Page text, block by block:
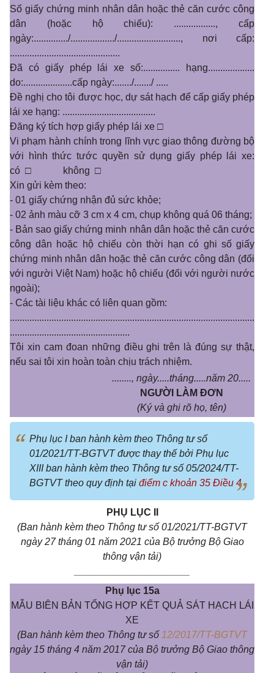
Số giấy chứng minh nhân dân hoặc thẻ căn cước công
dân (hoặc hộ chiếu): ................., cấp
ngày:............../................../.........................., nơi cấp:
.............................................
Đã có giấy phép lái xe số:............... hạng...................
do:....................cấp ngày:......./......./ .....
Đề nghị cho tôi được học, dự sát hạch để cấp giấy phép
lái xe hạng: ......................................
Đăng ký tích hợp giấy phép lái xe □
Vi phạm hành chính trong lĩnh vực giao thông đường bộ
với hình thức tước quyền sử dụng giấy phép lái xe:
có □ không □
Xin gửi kèm theo:
- 01 giấy chứng nhận đủ sức khỏe;
- 02 ảnh màu cỡ 3 cm x 4 cm, chụp không quá 06 tháng;
- Bản sao giấy chứng minh nhân dân hoặc thẻ căn cước
công dân hoặc hộ chiếu còn thời hạn có ghi số giấy
chứng minh nhân dân hoặc thẻ căn cước công dân (đối
với người Việt Nam) hoặc hộ chiếu (đối với người nước
ngoài);
- Các tài liệu khác có liên quan gồm:
....................................................................................................
.................................................
Tôi xin cam đoan những điều ghi trên là đúng sự thật,
nếu sai tôi xin hoàn toàn chịu trách nhiệm.
........, ngày.....tháng.....năm 20.....
NGƯỜI LÀM ĐƠN
(Ký và ghi rõ họ, tên)
Phụ lục I ban hành kèm theo Thông tư số
01/2021/TT-BGTVT được thay thế bởi Phụ lục
XIII ban hành kèm theo Thông tư số 05/2024/TT-
BGTVT theo quy định tại điểm c khoản 35 Điều 4
PHỤ LỤC II
(Ban hành kèm theo Thông tư số 01/2021/TT-BGTVT
ngày 27 tháng 01 năm 2021 của Bộ trưởng Bộ Giao
thông vận tải)
Phụ lục 15a
MẪU BIÊN BẢN TỔNG HỢP KẾT QUẢ SÁT HẠCH LÁI
XE
(Ban hành kèm theo Thông tư số 12/2017/TT-BGTVT
ngày 15 tháng 4 năm 2017 của Bộ trưởng Bộ Giao thông
vận tải)